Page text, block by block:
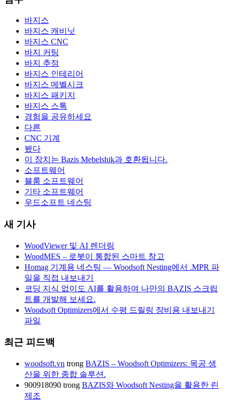
바지스
바지스 캐비닛
바지스 CNC
바지 커팅
바지 추정
바지스 인테리어
바지스 메벨시크
바지스 패키지
바지스 스톡
경험을 공유하세요
다른
CNC 기계
봤다
이 장치는 Bazis Mebelshik과 호환됩니다.
소프트웨어
블룸 소프트웨어
기타 소프트웨어
우드소프트 네스팅
새 기사
WoodViewer 및 AI 렌더링
WoodMES – 로봇이 통합된 스마트 창고
Homag 기계용 네스팅 — Woodsoft Nesting에서 .MPR 파
일을 직접 내보내기
코딩 지식 없이도 AI를 활용하여 나만의 BAZIS 스크립
트를 개발해 보세요.
Woodsoft Optimizers에서 수평 드릴링 장비용 내보내기
파일
최근 피드백
woodsoft.vn trong BAZIS – Woodsoft Optimizers: 목공 생
산을 위한 종합 솔루션.
900918090 trong BAZIS와 Woodsoft Nesting을 활용한 린
제조